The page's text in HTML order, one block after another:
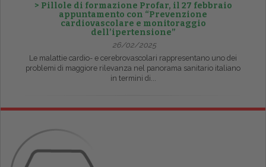
> Pillole di formazione Profar, il 27 febbraio
appuntamento con “Prevenzione
cardiovascolare e monitoraggio
dell’ipertensione”
26/02/2025
Le malattie cardio- e cerebrovascolari rappresentano uno dei
problemi di maggiore rilevanza nel panorama sanitario italiano
in termini di...